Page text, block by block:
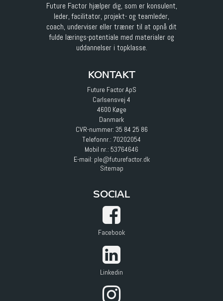
Future Factor hjælper dig, som er konsulent,
leder, facilitator, projekt- og teamleder,
coach, underviser eller træner til at opnå dit
fulde lærings-potentiale med materialer og
uddannelser i topklasse.
KONTAKT
Future Factor ApS
Carlsensvej 4
4600 Køge
Danmark
CVR-nummer: 35 84 25 86
Telefonnr.: 70202054
Mobil nr.: 53764646
E-mail: ple@futurefactor.dk
Sitemap
SOCIAL
Facebook
Linkedin